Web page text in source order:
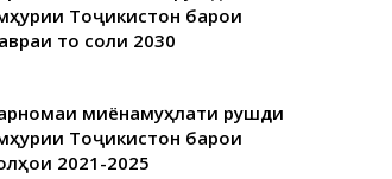
Тоҷикистон барои
то соли 2030
миёнамуҳлати рушди
Тоҷикистон барои
2021-2025